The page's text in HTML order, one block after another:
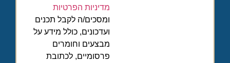
מדיניות הפרטיות
ומסכים/ה לקבל תכנים
ועדכונים, כולל מידע על
מבצעים וחומרים
פרסומיים, לכתובת